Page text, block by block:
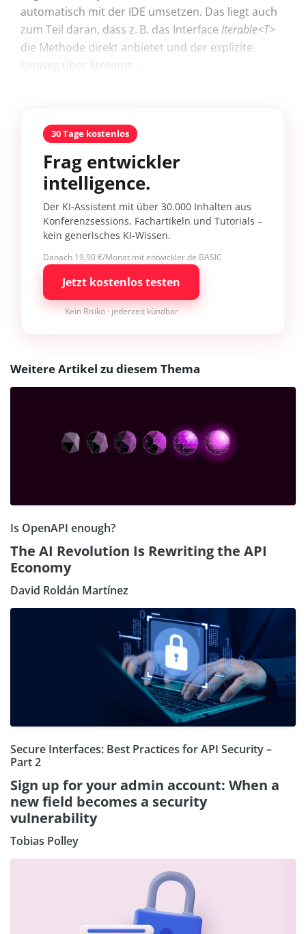
automatisch mit der IDE umsetzen. Das liegt auch
zum Teil daran, dass z. B. das Interface Iterable<T>
die Methode direkt anbietet und der explizite
Umweg über Streams ...
30 Tage kostenlos
Frag entwickler
intelligence.
Der KI-Assistent mit über 30.000 Inhalten aus
Konferenzsessions, Fachartikeln und Tutorials –
kein generisches KI-Wissen.
Danach 19,90 €/Monat mit entwickler.de BASIC
Jetzt kostenlos testen
Kein Risiko · jederzeit kündbar
Weitere Artikel zu diesem Thema
Is OpenAPI enough?
The AI Revolution Is Rewriting the API
Economy
David Roldán Martínez
Secure Interfaces: Best Practices for API Security –
Part 2
Sign up for your admin account: When a
new field becomes a security
vulnerability
Tobias Polley